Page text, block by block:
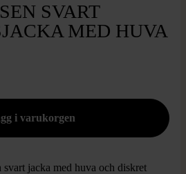
SVART
MED HUVA
svart jacka med huva och diskret